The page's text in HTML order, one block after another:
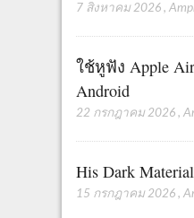
7 สิงหาคม 2026 ,
ใช้หูฟัง Apple
Android
22 กรกฎาคม 2026 ,
His Dark
15 กรกฎาคม 2026 ,